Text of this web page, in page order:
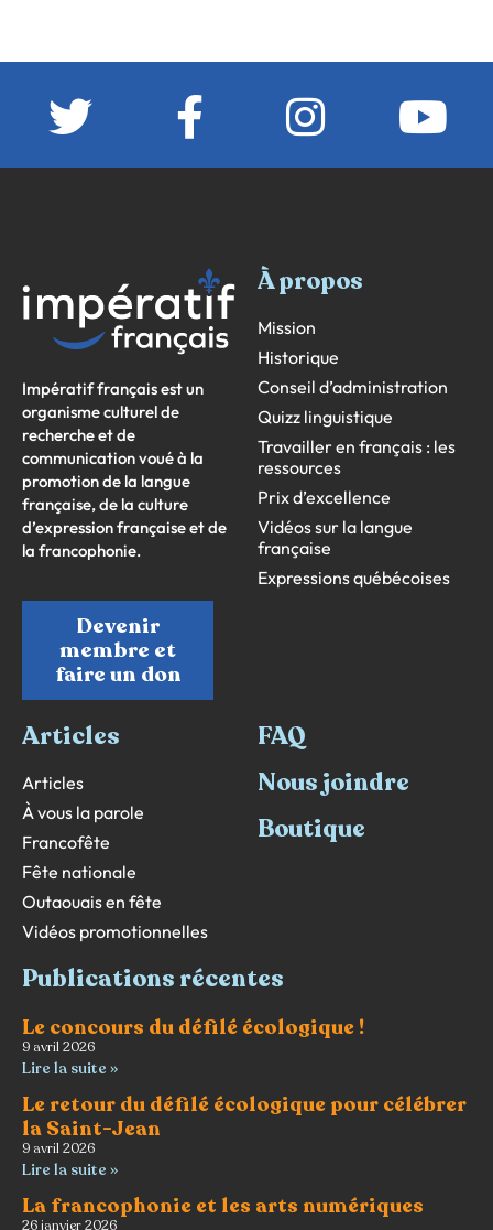
Impératif français est un
organisme culturel de
recherche et de
communication voué à la
promotion de la langue
française, de la culture
d’expression française et de
la francophonie.
Devenir
membre et
faire un don
À propos
Mission
Historique
Conseil d’administration
Quizz linguistique
Travailler en français : les
ressources
Prix d’excellence
Vidéos sur la langue
française
Expressions québécoises
Articles
Articles
À vous la parole
Francofête
Fête nationale
Outaouais en fête
Vidéos promotionnelles
FAQ
Nous joindre
Boutique
Publications récentes
Le concours du défilé écologique !
9 avril 2026
Lire la suite »
Le retour du défilé écologique pour célébrer
la Saint-Jean
9 avril 2026
Lire la suite »
La francophonie et les arts numériques
26 janvier 2026